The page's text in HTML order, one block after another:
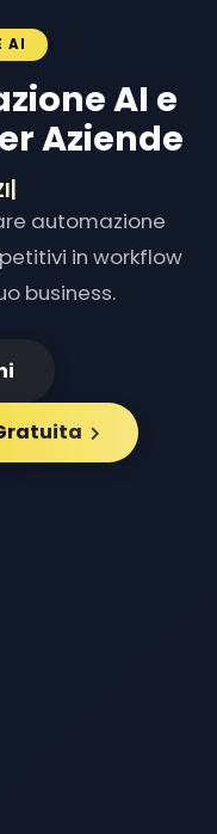
AI
AI e
Aziende
automazione
in workflow
business.